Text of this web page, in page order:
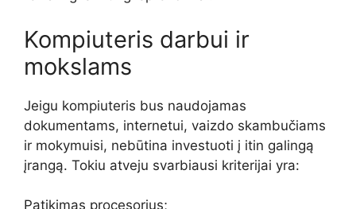
Kompiuteris darbui ir
mokslams
Jeigu kompiuteris bus naudojamas
dokumentams, internetui, vaizdo skambučiams
ir mokymuisi, nebūtina investuoti į itin galingą
įrangą. Tokiu atveju svarbiausi kriterijai yra:
Patikimas procesorius;